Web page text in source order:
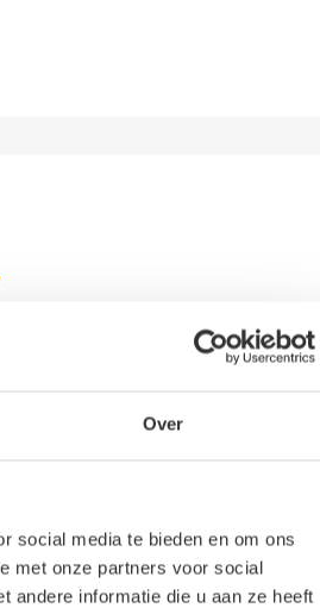
Over
social media te bieden en om ons
met onze partners voor social
andere informatie die u aan ze heeft
het goede onderdeel en vriendelijke